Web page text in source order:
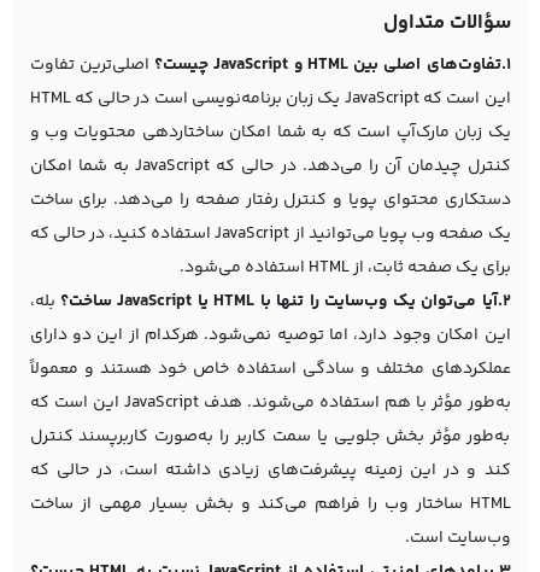
سؤالات متداول
1.تفاوت‌های اصلی بین HTML و JavaScript چیست؟
اصلی‌ترین تفاوت
این است که JavaScript یک زبان برنامه‌نویسی است در حالی که HTML
یک زبان مارک‌آپ است که به شما امکان ساختاردهی محتویات وب و
کنترل چیدمان آن را می‌دهد. در حالی که JavaScript به شما امکان
دستکاری محتوای پویا و کنترل رفتار صفحه را می‌دهد. برای ساخت
یک صفحه وب پویا می‌توانید از JavaScript استفاده کنید، در حالی که
برای یک صفحه ثابت، از HTML استفاده می‌شود.
2.آیا می‌توان یک وب‌سایت را تنها با HTML یا JavaScript ساخت؟
بله،
این امکان وجود دارد، اما توصیه نمی‌شود. هرکدام از این دو دارای
عملکردهای مختلف و سادگی استفاده خاص خود هستند و معمولاً
به‌طور مؤثر با هم استفاده می‌شوند. هدف JavaScript این است که
به‌طور مؤثر بخش جلویی یا سمت کاربر را به‌صورت کاربرپسند کنترل
کند و در این زمینه پیشرفت‌های زیادی داشته است، در حالی که
HTML ساختار وب را فراهم می‌کند و بخش بسیار مهمی از ساخت
وب‌سایت است.